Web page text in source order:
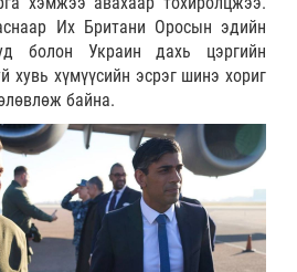
Их Британи Оросын эдийн
болон Украин дахь цэргийн
хувь хүмүүсийн эсрэг шинэ хориг
байна.